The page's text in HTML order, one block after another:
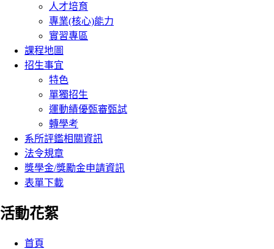
人才培育
專業(核心)能力
實習專區
課程地圖
招生事宜
特色
單獨招生
運動績優甄審甄試
轉學考
系所評鑑相關資訊
法令規章
獎學金/獎勵金申請資訊
表單下載
活動花絮
首頁